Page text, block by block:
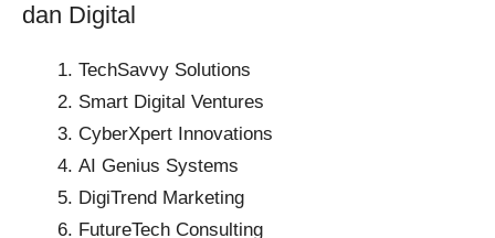
dan Digital
TechSavvy Solutions
Smart Digital Ventures
CyberXpert Innovations
AI Genius Systems
DigiTrend Marketing
FutureTech Consulting